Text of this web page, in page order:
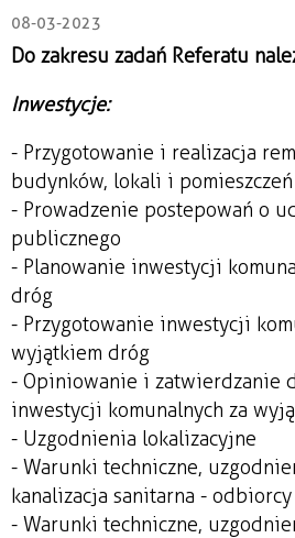
08-03-2023
Do zakresu zadań Referatu
Inwestycje:
- Przygotowanie i realizacja
budynków, lokali i pomieszczeń
- Prowadzenie postepowań o
publicznego
- Planowanie inwestycji
dróg
- Przygotowanie inwestycji
wyjątkiem dróg
- Opiniowanie i zatwierdzanie
inwestycji komunalnych za
- Uzgodnienia lokalizacyjne
- Warunki techniczne,
kanalizacja sanitarna -
- Warunki techniczne,